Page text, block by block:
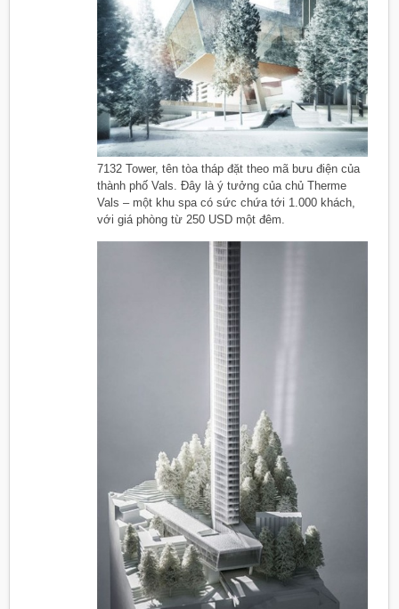
7132 Tower, tên tòa tháp đặt theo mã bưu điện của
thành phố Vals. Đây là ý tưởng của chủ Therme
Vals – một khu spa có sức chứa tới 1.000 khách,
với giá phòng từ 250 USD một đêm.